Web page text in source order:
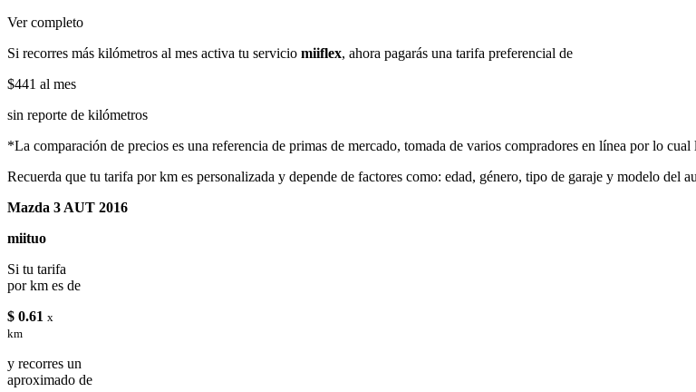
Ver completo
Si recorres más kilómetros al mes activa tu servicio miiflex, ahora pagarás una tarifa preferencial de
$441 al mes
sin reporte de kilómetros
*La comparación de precios es una referencia de primas de mercado, tomada de varios compradores en línea por lo cual
Recuerda que tu tarifa por km es personalizada y depende de factores como: edad, género, tipo de garaje y modelo del
Mazda 3 AUT 2016
miituo
Si tu tarifa
por km es de
$ 0.61 x
km
y recorres un
aproximado de